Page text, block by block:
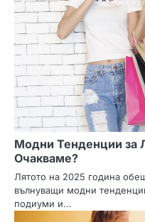
Модни Тенденции за
Очакваме?
Лятото на 2025 година
вълнуващи модни
подиуми и…